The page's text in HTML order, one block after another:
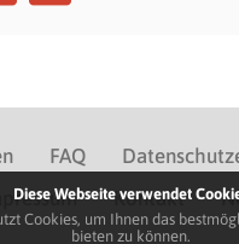
FAQ
Kontakt
Diese Webseite verwendet
Cookies, um Ihnen das
bieten zu können.